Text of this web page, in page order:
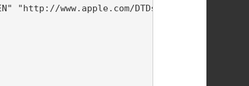
"http://www.apple.com/DTDs/PropertyList-